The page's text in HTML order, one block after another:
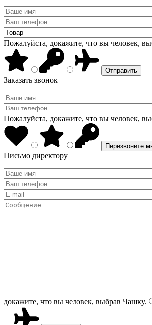
Пожалуйста, докажите, что вы человек,
Заказать звонок
Пожалуйста, докажите, что вы человек,
Письмо директору
докажите, что вы человек, выбрав Чашку.